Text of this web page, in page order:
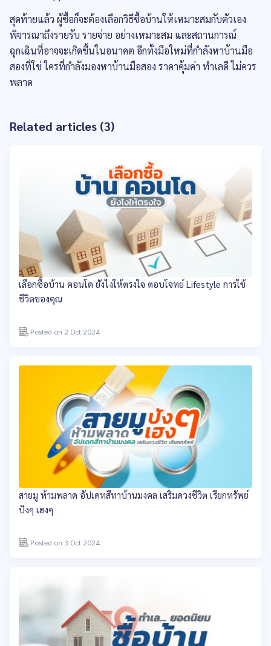
สุดท้ายแล้ว ผู้ซื้อก็จะต้องเลือกวิธีซื้อบ้านให้เหมาะสมกับตัวเอง
พิจารณาถึงรายรับ รายจ่าย อย่างเหมาะสม และสถานการณ์
ฉุกเฉินที่อาจจะเกิดขึ้นในอนาคต อีกทั้งมือใหม่ที่กำลังหาบ้านมือ
สองที่ใช่ ใครที่กำลังมองหาบ้านมือสอง ราคาคุ้มค่า ทำเลดี ไม่ควร
พลาด
Related articles (3)
เลือกซื้อบ้าน คอนโด ยังไงให้ตรงใจ ตอบโจทย์ Lifestyle การใช้
ชีวิตของคุณ
Posted on 2 Oct 2024
สายมู ห้ามพลาด อัปเดทสีทาบ้านมงคล เสริมดวงชีวิต เรียกทรัพย์
ปังๆ เฮงๆ
Posted on 3 Oct 2024